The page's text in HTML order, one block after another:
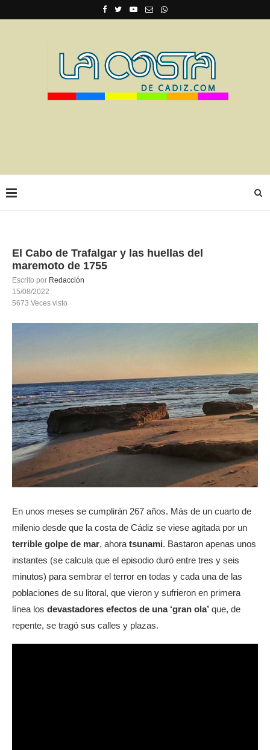
El Cabo de Trafalgar y las huellas del
maremoto de 1755
Escrito por Redacción
15/08/2022
5673 Veces visto
En unos meses se cumplirán 267 años. Más de un cuarto de
milenio desde que la costa de Cádiz se viese agitada por un
terrible golpe de mar, ahora tsunami. Bastaron apenas unos
instantes (se calcula que el episodio duró entre tres y seis
minutos) para sembrar el terror en todas y cada una de las
poblaciones de su litoral, que vieron y sufrieron en primera
línea los devastadores efectos de una ‘gran ola’ que, de
repente, se tragó sus calles y plazas.